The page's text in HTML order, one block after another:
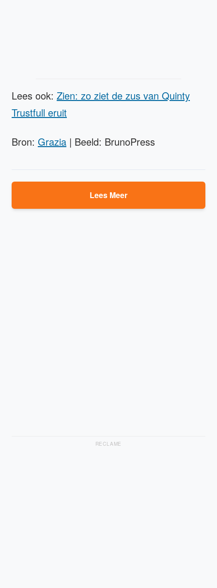
Lees ook: Zien: zo ziet de zus van Quinty
Trustfull eruit
Bron: Grazia | Beeld: BrunoPress
Lees Meer
RECLAME